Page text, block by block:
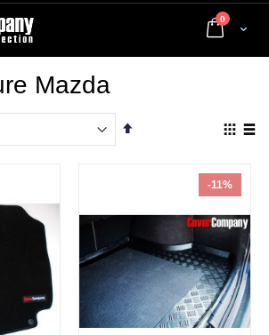
Cart
0 articles
Mazda
Par
-11%